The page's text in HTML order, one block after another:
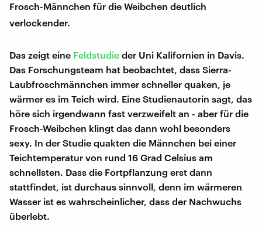
Frosch-Männchen für die Weibchen deutlich
verlockender.
Das zeigt eine Feldstudie der Uni Kalifornien in Davis.
Das Forschungsteam hat beobachtet, dass Sierra-
Laubfroschmännchen immer schneller quaken, je
wärmer es im Teich wird. Eine Studienautorin sagt, das
höre sich irgendwann fast verzweifelt an - aber für die
Frosch-Weibchen klingt das dann wohl besonders
sexy. In der Studie quakten die Männchen bei einer
Teichtemperatur von rund 16 Grad Celsius am
schnellsten. Dass die Fortpflanzung erst dann
stattfindet, ist durchaus sinnvoll, denn im wärmeren
Wasser ist es wahrscheinlicher, dass der Nachwuchs
überlebt.